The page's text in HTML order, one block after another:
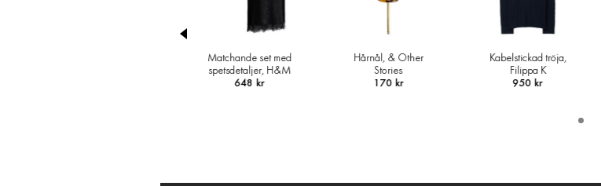
Hårnål, & Other
Stories
170 kr
Kabelstickad tröja,
Filippa K
950 kr
Kjol, Wakakuu Icons
390 kr